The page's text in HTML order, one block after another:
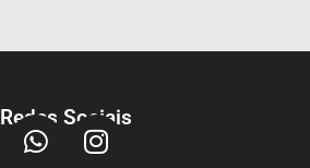
Redes Sociais